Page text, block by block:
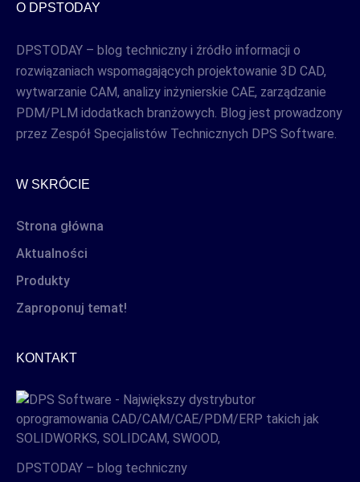
O DPSTODAY
DPSTODAY – blog techniczny i źródło informacji o
rozwiązaniach wspomagających projektowanie 3D CAD,
wytwarzanie CAM, analizy inżynierskie CAE, zarządzanie
PDM/PLM idodatkach branżowych. Blog jest prowadzony
przez Zespół Specjalistów Technicznych DPS Software.
W SKRÓCIE
Strona główna
Aktualności
Produkty
Zaproponuj temat!
KONTAKT
DPSTODAY – blog techniczny